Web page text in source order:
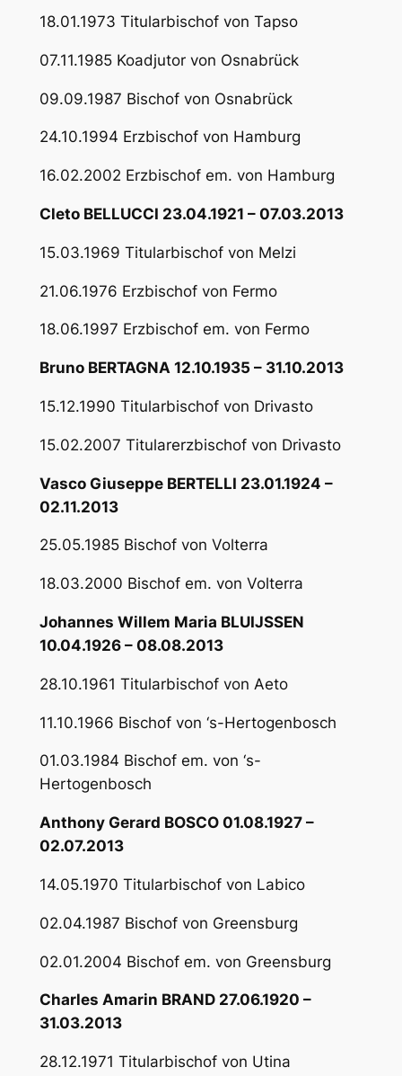
18.01.1973 Titularbischof von Tapso
07.11.1985 Koadjutor von Osnabrück
09.09.1987 Bischof von Osnabrück
24.10.1994 Erzbischof von Hamburg
16.02.2002 Erzbischof em. von Hamburg
Cleto BELLUCCI 23.04.1921 – 07.03.2013
15.03.1969 Titularbischof von Melzi
21.06.1976 Erzbischof von Fermo
18.06.1997 Erzbischof em. von Fermo
Bruno BERTAGNA 12.10.1935 – 31.10.2013
15.12.1990 Titularbischof von Drivasto
15.02.2007 Titularerzbischof von Drivasto
Vasco Giuseppe BERTELLI 23.01.1924 –
02.11.2013
25.05.1985 Bischof von Volterra
18.03.2000 Bischof em. von Volterra
Johannes Willem Maria BLUIJSSEN
10.04.1926 – 08.08.2013
28.10.1961 Titularbischof von Aeto
11.10.1966 Bischof von ‘s-Hertogenbosch
01.03.1984 Bischof em. von ‘s-
Hertogenbosch
Anthony Gerard BOSCO 01.08.1927 –
02.07.2013
14.05.1970 Titularbischof von Labico
02.04.1987 Bischof von Greensburg
02.01.2004 Bischof em. von Greensburg
Charles Amarin BRAND 27.06.1920 –
31.03.2013
28.12.1971 Titularbischof von Utina